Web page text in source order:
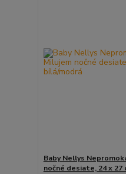
Baby Nellys
nočné desiate, 24 x 27